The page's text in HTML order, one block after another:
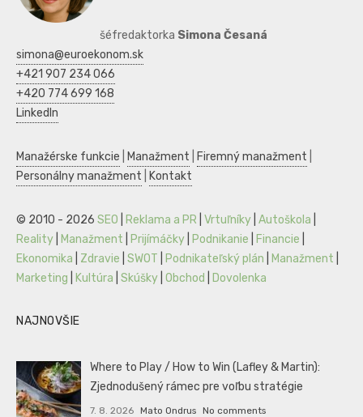
šéfredaktorka Simona Česaná
simona@euroekonom.sk
+421 907 234 066
+420 774 699 168
LinkedIn
Manažérske funkcie Manažment Firemný manažment
Personálny manažment
Kontakt
© 2010 - 2026 SEO Reklama a PR Vrtuľníky Autoškola
Reality
Manažment Prijímáčky Podnikanie Financie
Ekonomika
Zdravie SWOT Podnikateľský plán Manažment
Marketing
Kultúra Skúšky Obchod Dovolenka
NAJNOVŠIE
Where to Play / How to Win (Lafley & Martin):
Zjednodušený rámec pre voľbu stratégie
7. 8. 2026 Mato Ondrus No comments